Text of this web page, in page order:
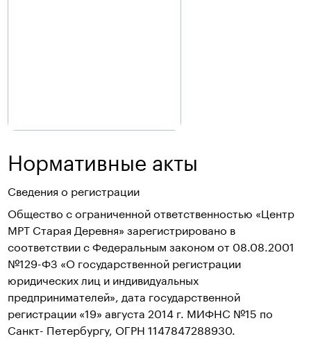
Нормативные акты
Сведения о регистрации
Общество с ограниченной ответственностью «Центр
МРТ Старая Деревня» зарегистрировано в
соответствии с Федеральным законом от 08.08.2001
№129-ФЗ «О государственной регистрации
юридических лиц и индивидуальных
предпринимателей», дата государственной
регистрации «19» августа 2014 г. МИФНС №15 по
Санкт- Петербургу, ОГРН 1147847288930.